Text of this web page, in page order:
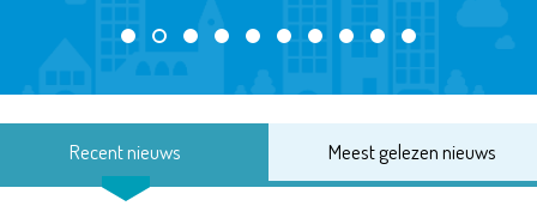
Recent nieuws Meest gelezen nieuws